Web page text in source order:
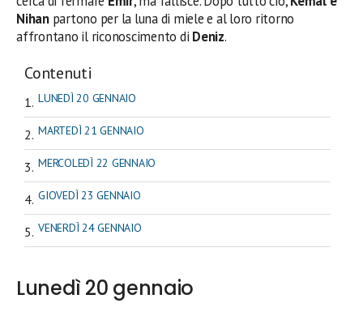
Nihanpartono per la luna di miele e al loro ritorno
affrontano il riconoscimento di Deniz.
Contenuti
LUNEDÌ 20 GENNAIO
MARTEDÌ 21 GENNAIO
MERCOLEDÌ 22 GENNAIO
GIOVEDÌ 23 GENNAIO
VENERDÌ 24 GENNAIO
Lunedì 20 gennaio